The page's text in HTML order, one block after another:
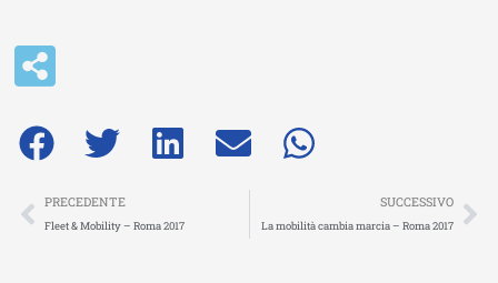
Precedente
PRECEDENTE
Fleet & Mobility – Roma 2017
SUCCESSIVO
La mobilità cambia marcia – Roma 2017